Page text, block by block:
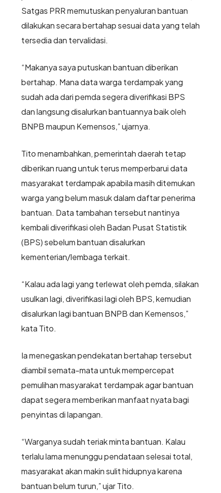
Satgas PRR memutuskan penyaluran bantuan
dilakukan secara bertahap sesuai data yang telah
tersedia dan tervalidasi.
“Makanya saya putuskan bantuan diberikan
bertahap. Mana data warga terdampak yang
sudah ada dari pemda segera diverifikasi BPS
dan langsung disalurkan bantuannya baik oleh
BNPB maupun Kemensos,” ujarnya.
Tito menambahkan, pemerintah daerah tetap
diberikan ruang untuk terus memperbarui data
masyarakat terdampak apabila masih ditemukan
warga yang belum masuk dalam daftar penerima
bantuan. Data tambahan tersebut nantinya
kembali diverifikasi oleh Badan Pusat Statistik
(BPS) sebelum bantuan disalurkan
kementerian/lembaga terkait.
“Kalau ada lagi yang terlewat oleh pemda, silakan
usulkan lagi, diverifikasi lagi oleh BPS, kemudian
disalurkan lagi bantuan BNPB dan Kemensos,”
kata Tito.
Ia menegaskan pendekatan bertahap tersebut
diambil semata-mata untuk mempercepat
pemulihan masyarakat terdampak agar bantuan
dapat segera memberikan manfaat nyata bagi
penyintas di lapangan.
“Warganya sudah teriak minta bantuan. Kalau
terlalu lama menunggu pendataan selesai total,
masyarakat akan makin sulit hidupnya karena
bantuan belum turun,” ujar Tito.